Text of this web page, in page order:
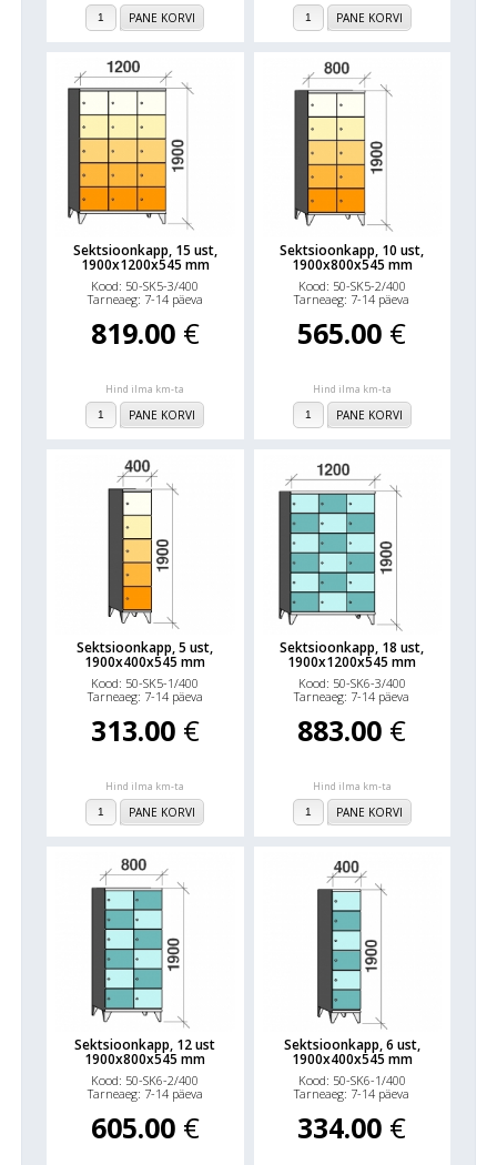
PANE KORVI PANE KORVI
Sektsioonkapp, 15 ust,
1900x1200x545 mm
Kood: 50-SK5-3/400
Tarneaeg: 7-14 päeva
819.00 €
Hind ilma km-ta
PANE KORVI
Sektsioonkapp, 10 ust,
1900x800x545 mm
Kood: 50-SK5-2/400
Tarneaeg: 7-14 päeva
565.00 €
Hind ilma km-ta
PANE KORVI
Sektsioonkapp, 5 ust,
1900x400x545 mm
Kood: 50-SK5-1/400
Tarneaeg: 7-14 päeva
313.00 €
Hind ilma km-ta
PANE KORVI
Sektsioonkapp, 18 ust,
1900x1200x545 mm
Kood: 50-SK6-3/400
Tarneaeg: 7-14 päeva
883.00 €
Hind ilma km-ta
PANE KORVI
Sektsioonkapp, 12 ust
1900x800x545 mm
Kood: 50-SK6-2/400
Tarneaeg: 7-14 päeva
605.00 €
Sektsioonkapp, 6 ust,
1900x400x545 mm
Kood: 50-SK6-1/400
Tarneaeg: 7-14 päeva
334.00 €